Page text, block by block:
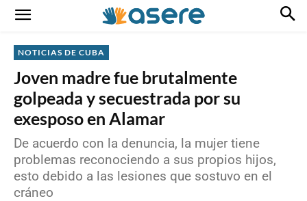
NOTICIAS DE CUBA
Joven madre fue brutalmente
golpeada y secuestrada por su
exesposo en Alamar
De acuerdo con la denuncia, la mujer tiene
problemas reconociendo a sus propios hijos,
esto debido a las lesiones que sostuvo en el
cráneo